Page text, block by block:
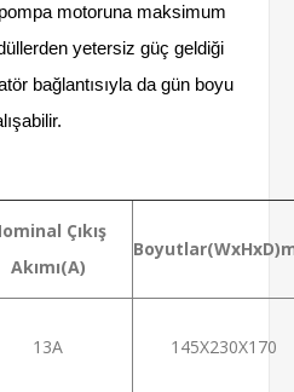
motoruna maksimum
yetersiz güç geldiği
bağlantısıyla da gün boyu
Çıkış
Akımı(A)
13A 145X230X170